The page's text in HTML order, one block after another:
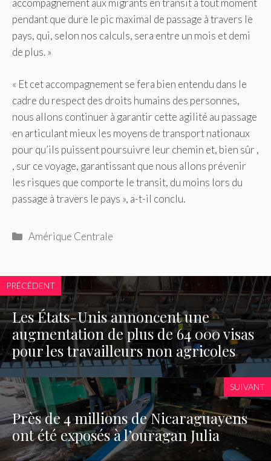
accompagnement aux migrants en transit à tout moment
pendant que dure le pic maximal de passage à travers le
pays, qui, selon nos calculs, sera entre un mois et demi
de plus. »
« Et cet accompagnement se fera bien entendu dans le
cadre du respect des droits humains des personnes,
nous allons continuer à garantir cette agilité au passage
en articulant mieux les moyens de transport nationaux
pour qu’ils puissent poursuivre leur chemin et, bien sûr ,
, sur ce voyage, garantissant que nous allons prévenir
les risques que comporte le transit, du moins lors du
passage à travers le pays », a-t-il conclu.
Catégories
Amérique Centrale
PRÉCÉDENT
Les États-Unis annoncent une
augmentation de plus de 64 000 visas
pour les travailleurs non agricoles
SUIVANT
Près de 4 millions de Nicaraguayens
ont été exposés à l’ouragan Julia